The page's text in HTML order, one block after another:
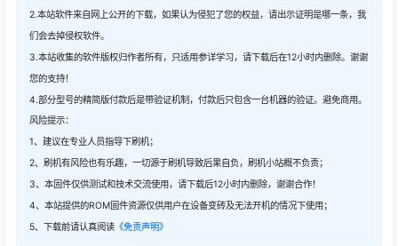
2.本站软件来自网上公开的下载，如果认为侵犯了您的权益，请出示证明是哪一条，我
们会去掉侵权软件。
3.本站收集的软件版权归作者所有，只适用参详学习，请下载后在12小时内删除。谢谢
您的支持！
4.部分型号的精简版付款后是带验证机制，付款后只包含一台机器的验证。避免商用。
风险提示：
1、建议在专业人员指导下刷机；
2、刷机有风险也有乐趣，一切源于刷机导致后果自负，刷机小站概不负责；
3、本固件仅供测试和技术交流使用，请下载后12小时内删除，谢谢合作！
4、本站提供的ROM固件资源仅供用户在设备变砖及无法开机的情况下使用；
5、下载前请认真阅读 《免责声明》